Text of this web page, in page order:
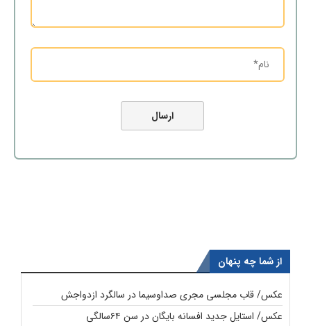
از شما چه پنهان
عکس/ قاب مجلسی مجری صداوسیما در سالگرد ازدواجش
عکس/ استایل جدید افسانه بایگان در سن ۶۴سالگی